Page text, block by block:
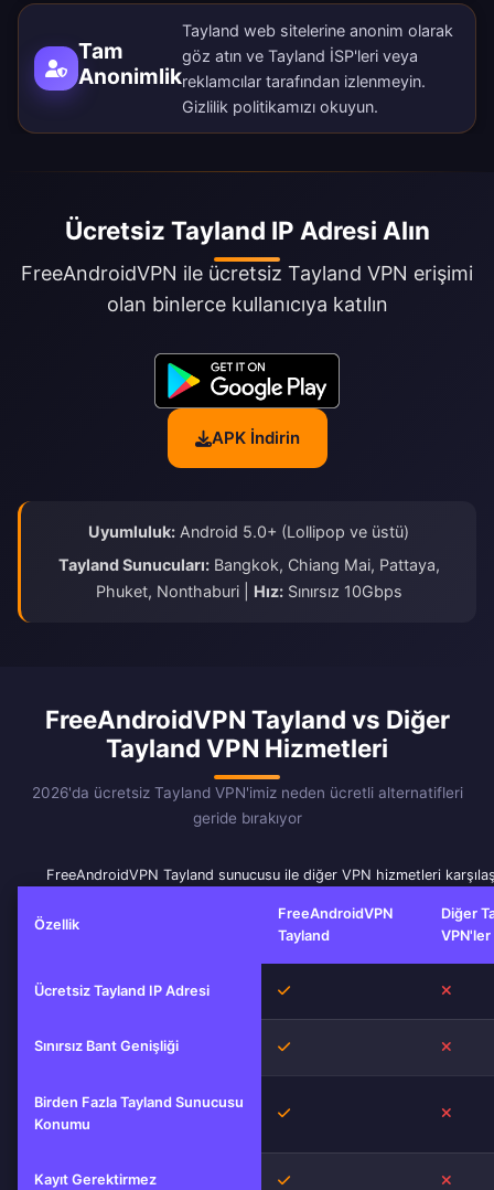
Tam
Anonimlik
Tayland web sitelerine anonim olarak
göz atın ve Tayland İSP'leri veya
reklamcılar tarafından izlenmeyin.
Gizlilik politikamızı okuyun.
Ücretsiz Tayland IP Adresi Alın
FreeAndroidVPN ile ücretsiz Tayland VPN erişimi
olan binlerce kullanıcıya katılın
APK İndirin
Uyumluluk: Android 5.0+ (Lollipop ve üstü)
Tayland Sunucuları:Bangkok, Chiang Mai, Pattaya,
Phuket, Nonthaburi | Hız:Sınırsız 10Gbps
FreeAndroidVPN Tayland vs Diğer
Tayland VPN Hizmetleri
2026'da ücretsiz Tayland VPN'imiz neden ücretli alternatifleri
geride bırakıyor
FreeAndroidVPN Tayland sunucusu ile diğer VPN hizmetleri
Özellik
FreeAndroidVPN
Tayland
Diğer
VPN'ler
Ücretsiz Tayland IP Adresi Evet
Sınırsız Bant Genişliği Evet
Birden Fazla Tayland Sunucusu
Konumu
Evet
Kayıt Gerektirmez Evet